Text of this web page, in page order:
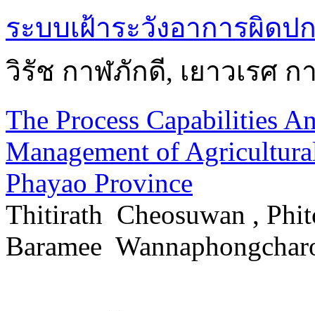
ระบบเฝ้าระวังอาการผิด
วิรัช กาฬภักดี, เยาวเรศ
The Process Capabilities
Management of
Phayao Province
Thitirath Cheosuwan ,
Baramee